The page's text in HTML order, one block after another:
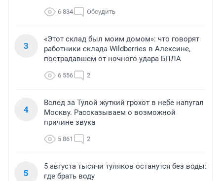
6 834 Обсудить
3
«Этот склад был моим домом»: что говорят
работники склада Wildberries в Алексине,
пострадавшем от ночного удара БПЛА
6 556 2
4
Вслед за Тулой жуткий грохот в небе напугал
Москву. Рассказываем о возможной
причине звука
5 861 2
5
5 августа тысячи туляков останутся без воды:
где брать воду